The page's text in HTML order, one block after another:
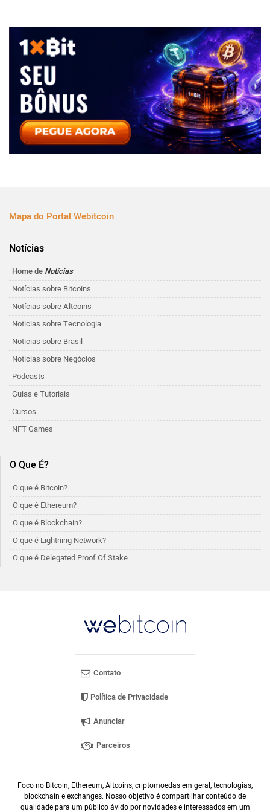
Mapa do Portal Webitcoin
Notícias
Home de Notícias
Notícias sobre Bitcoins
Notícias sobre Altcoins
Noticias sobre Tecnologia
Noticias sobre Brasil
Noticias sobre Negócios
Podcasts
Guias e Tutoriais
Cursos
NFT Games
O Que É?
O que é Bitcoin?
O que é Ethereum?
O que é Blockchain?
O que é Lightning Network?
O que é Delegated Proof Of Stake
Contato
Política de Privacidade
Anunciar
Parceiros
Foco no Bitcoin, Ethereum, Altcoins, criptomoedas em geral, tecnologias,
blockchain e exchanges. Nosso objetivo é compartilhar conteúdo de
qualidade para um público ávido por novidades e interessados em um